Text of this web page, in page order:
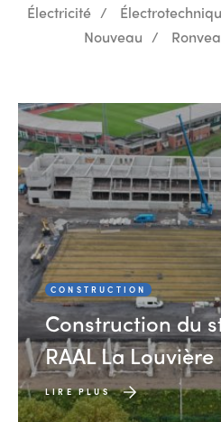
Électricité /
Nouveau /
CONSTRUCTION
Construction du
RAAL La Louvière
LIRE PLUS